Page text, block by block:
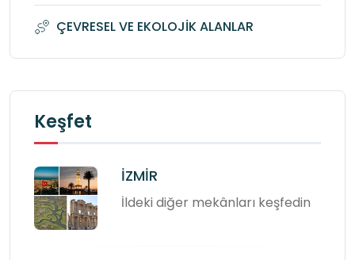
ÇEVRESEL VE EKOLOJİK ALANLAR
Keşfet
İZMİR
İldeki diğer mekânları keşfedin